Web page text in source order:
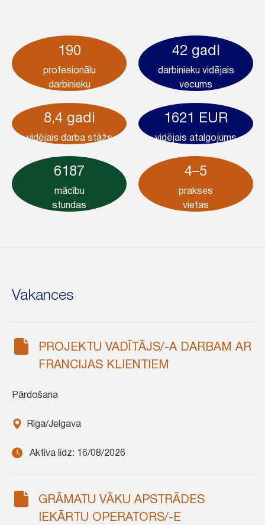
190
profesionālu
darbinieku
42 gadi
darbinieku vidējais
vecums
8,4 gadi
vidējais darba stāžs
1621 EUR
vidējais atalgojums
6187
mācību
stundas
4–5
prakses
vietas
Vakances
PROJEKTU VADĪTĀJS/-A DARBAM AR
FRANCIJAS KLIENTIEM
Pārdošana
Rīga/Jelgava
Aktīva līdz: 16/08/2026
GRĀMATU VĀKU APSTRĀDES
IEKĀRTU OPERATORS/-E